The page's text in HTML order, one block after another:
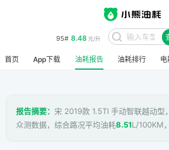
95# 8.48 元/升
首页 App下载 油耗报告 油耗排行
报告摘要： 宋 2019款 1.5TI 手动智联越动型
众测数据，综合路况平均油耗8.51L/100KM